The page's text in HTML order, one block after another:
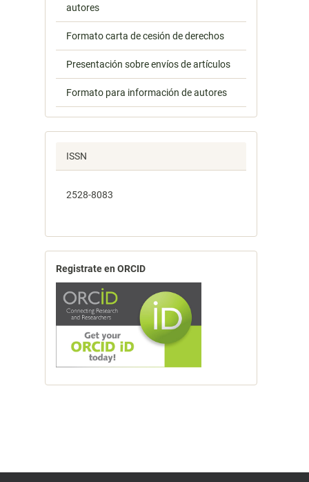
autores
Formato carta de cesión de derechos
Presentación sobre envíos de artículos
Formato para información de autores
ISSN
2528-8083
Registrate en ORCID